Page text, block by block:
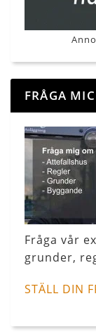
FRÅGA
Fråga vår
grunder,
STÄLL DIN